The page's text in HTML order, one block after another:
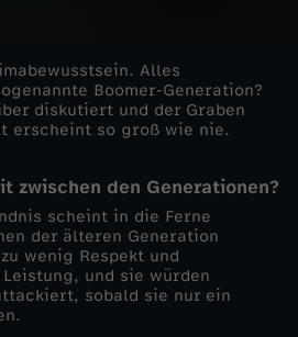
Alles
Boomer-Generation?
diskutiert und der Graben
erscheint so groß wie nie.
zwischen den Generationen?
scheint in die Ferne
der älteren Generation
wenig Respekt und
und sie würden
sobald sie nur ein